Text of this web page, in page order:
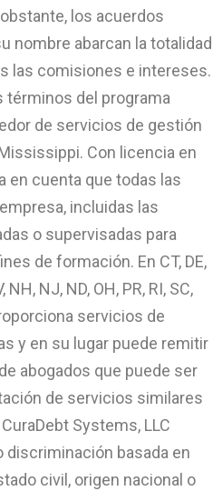
los acuerdos
nombre abarcan la totalidad
las comisiones e intereses.
términos del programa
de servicios de gestión
Con licencia en
en cuenta que todas las
incluidas las
o supervisadas para
de formación. En CT, DE,
NH, NJ, ND, OH, PR, RI, SC,
servicios de
y en su lugar puede remitir
abogados que puede ser
de servicios similares
Systems, LLC
discriminación basada en
civil, origen nacional o